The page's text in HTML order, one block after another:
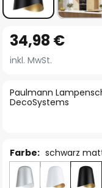
Anfang
der
springen
Paulmann
DecoSystems
34,98 €
inkl. MwSt.
Farbe: schwarz